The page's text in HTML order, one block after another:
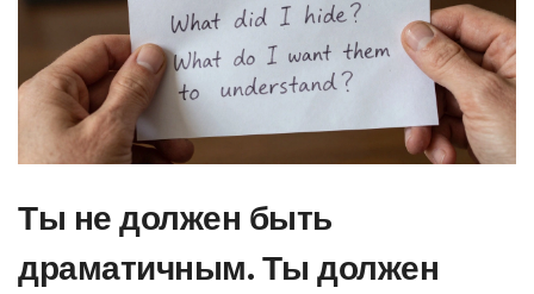
Ты не должен быть
драматичным. Ты должен